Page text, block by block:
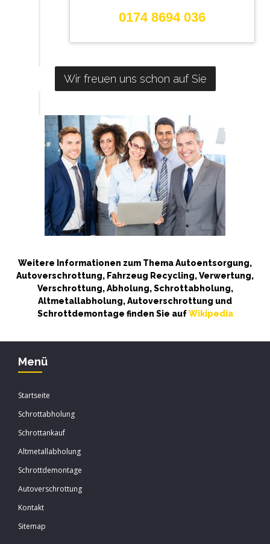
0174 8694 036
Wir freuen uns schon auf Sie
Weitere Informationen zum Thema Autoentsorgung,
Autoverschrottung, Fahrzeug Recycling, Verwertung,
Verschrottung, Abholung, Schrottabholung,
Altmetallabholung, Autoverschrottung und
Schrottdemontage finden Sie aufWikipedia
Menü
Startseite
Schrottabholung
Schrottankauf
Altmetallabholung
Schrottdemontage
Autoverschrottung
Kontakt
Sitemap